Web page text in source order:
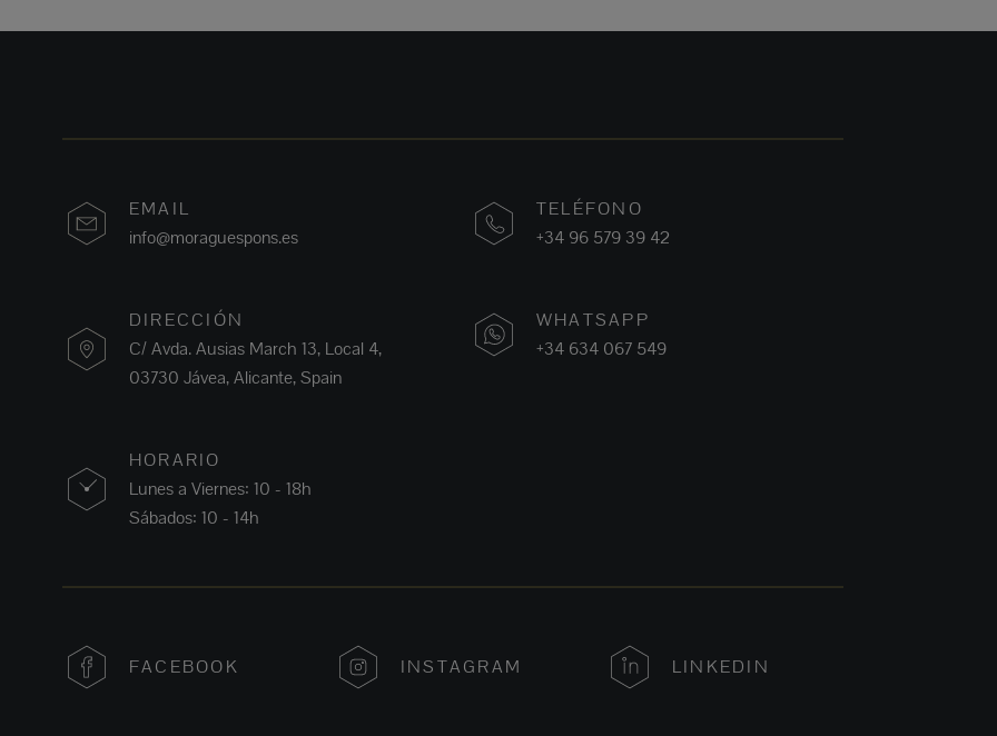
EMAIL
info@moraguespons.es
DIRECCIÓN
C/ Avda. Ausias March 13, Local 4,
03730 Jávea, Alicante, Spain
HORARIO
Lunes a Viernes: 10 - 18h
Sábados: 10 - 14h
TELÉFONO
+34 96 579 39 42
WHATSAPP
+34 634 067 549
FACEBOOK INSTAGRAM LINKEDIN